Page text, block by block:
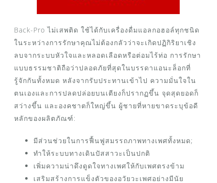
Back-Pro ไม่เสพติด ใช้ได้กับเครื่องดื่มแอลกอฮอล์ทุกชนิด
ในระหว่างการรักษาคุณไม่ต้องกลัวว่าจะเกิดปฏิกิริยาเชิง
ลบจากระบบหัวใจและหลอดเลือดหรือต่อมไร้ท่อ การรักษา
แบบธรรมชาติถือว่าปลอดภัยที่สุดในบรรดาแอนะล็อกที่
รู้จักกันทั้งหมด หลังจากรับประทานเข้าไป ความมั่นใจใน
ตนเองและการปลดปล่อยบนเตียงก็ปรากฏขึ้น จุดสุดยอดก็
สว่างขึ้น และองคชาตก็ใหญ่ขึ้น ผู้ชายที่หายขาดระบุข้อดี
หลักของผลิตภัณฑ์:
มีส่วนช่วยในการฟื้นฟูสมรรถภาพทางเพศทั้งหมด;
ทำให้ระบบทางเดินปัสสาวะเป็นปกติ
เพิ่มความน่าดึงดูดใจทางเพศให้กับเพศตรงข้าม
เสริมสร้างการแข็งตัวของอวัยวะเพศอย่างมีนัย